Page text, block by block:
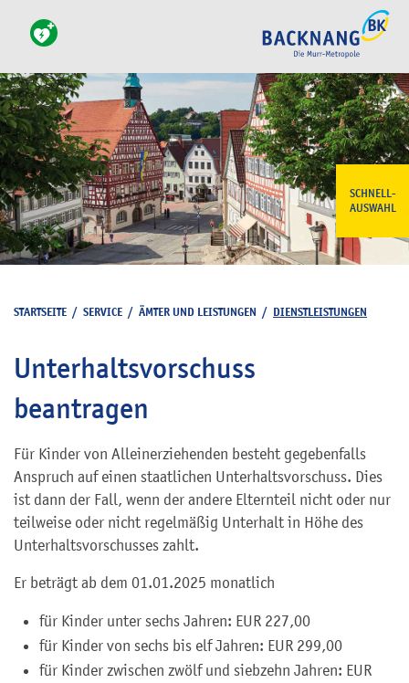
SCHNELL-
AUSWAHL
STARTSEITE / SERVICE / ÄMTER UND LEISTUNGEN / DIENSTLEISTUNGEN
Unterhaltsvorschuss
beantragen
Für Kinder von Alleinerziehenden besteht gegebenfalls
Anspruch auf einen staatlichen Unterhaltsvorschuss. Dies
ist dann der Fall, wenn der andere Elternteil nicht oder nur
teilweise oder nicht regelmäßig Unterhalt in Höhe des
Unterhaltsvorschusses zahlt.
Er beträgt ab dem 01.01.2025 monatlich
für Kinder unter sechs Jahren: EUR 227,00
für Kinder von sechs bis elf Jahren: EUR 299,00
für Kinder zwischen zwölf und siebzehn Jahren: EUR